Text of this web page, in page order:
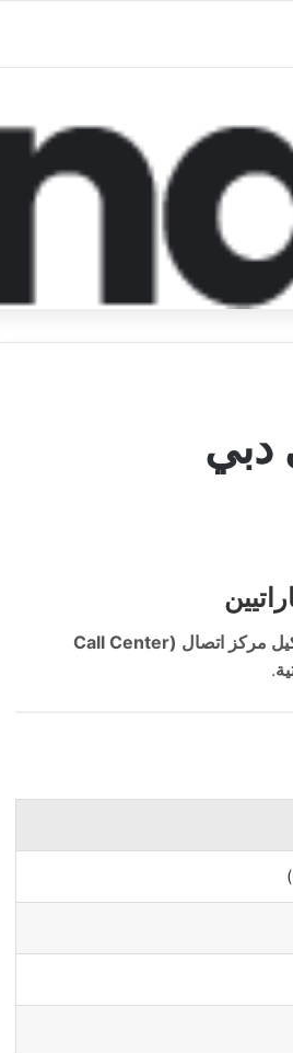
دبي
وكيل مركز اتصال (Call Center
.